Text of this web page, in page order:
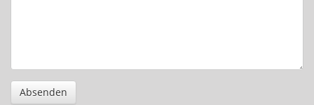
Absenden